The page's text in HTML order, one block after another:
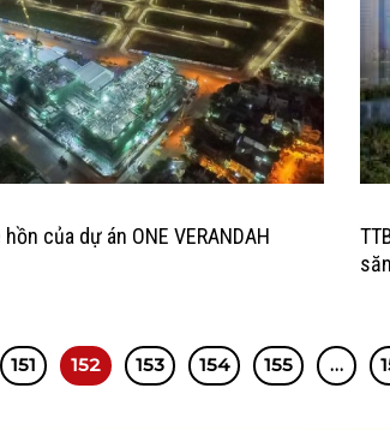
của dự án ONE VERANDAH
151 152 153 154 155 …